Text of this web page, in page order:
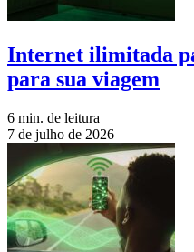
Internet ilimitada
para sua viagem
6 min. de leitura
7 de julho de 2026